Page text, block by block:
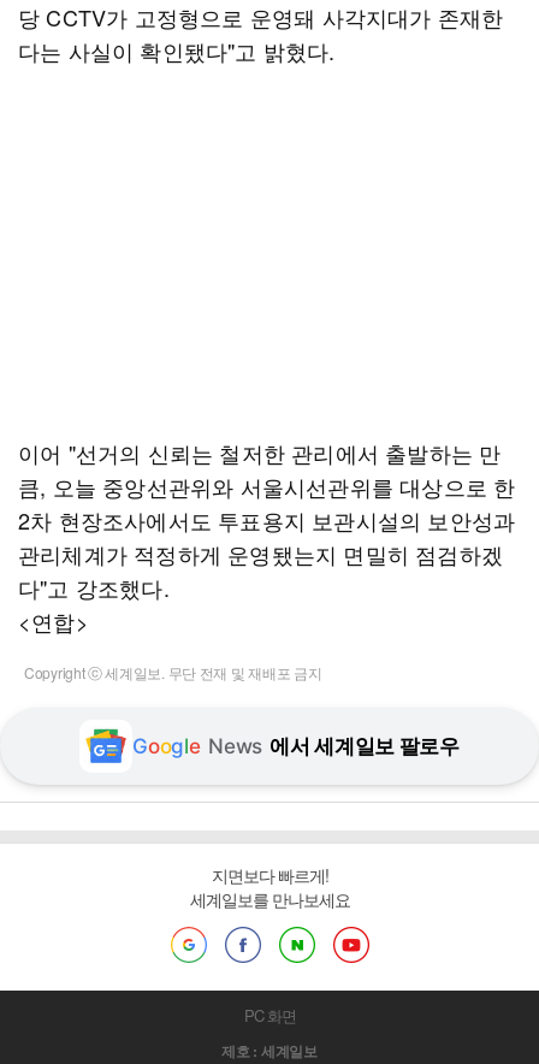
당 CCTV가 고정형으로 운영돼 사각지대가 존재한
다는 사실이 확인됐다"고 밝혔다.
이어 "선거의 신뢰는 철저한 관리에서 출발하는 만
큼, 오늘 중앙선관위와 서울시선관위를 대상으로 한
2차 현장조사에서도 투표용지 보관시설의 보안성과
관리체계가 적정하게 운영됐는지 면밀히 점검하겠
다"고 강조했다.
<연합>
Copyright ⓒ 세계일보. 무단 전재 및 재배포 금지
Google News 에서 세계일보 팔로우
지면보다 빠르게!
세계일보를 만나보세요
PC 화면
제호 : 세계일보